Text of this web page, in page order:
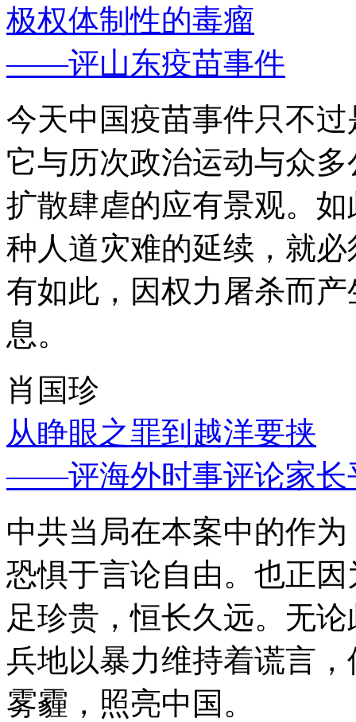
极权体制性的毒瘤
——评山东疫苗事件
今天中国疫苗事件只不
它与历次政治运动与众
扩散肆虐的应有景观。
种人道灾难的延续，就
有如此，因权力屠杀而
息。
肖国珍
从睁眼之罪到越洋要挟
——评海外时事评论家长
中共当局在本案中的作
恐惧于言论自由。也正
足珍贵，恒长久远。无
兵地以暴力维持着谎言
雾霾，照亮中国。